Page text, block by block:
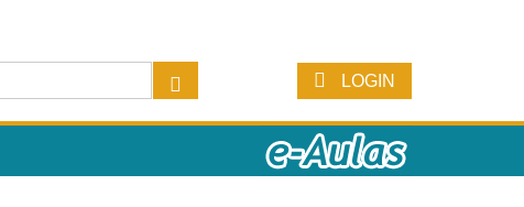
LOGIN